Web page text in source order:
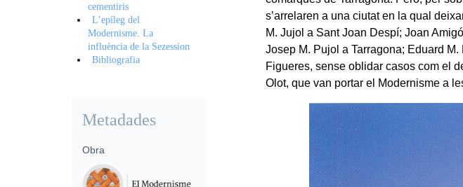
s’arrelaren a una ciutat en la qual
M. Jujol a Sant Joan Despí; Joan
Josep M. Pujol a Tarragona; Eduard
Figueres, sense oblidar casos com el
Olot, que van portar el Modernisme a
cementiris
L’epíleg del
Modernisme. La
influència de la Sezession
Bibliografia
Metadades
Obra